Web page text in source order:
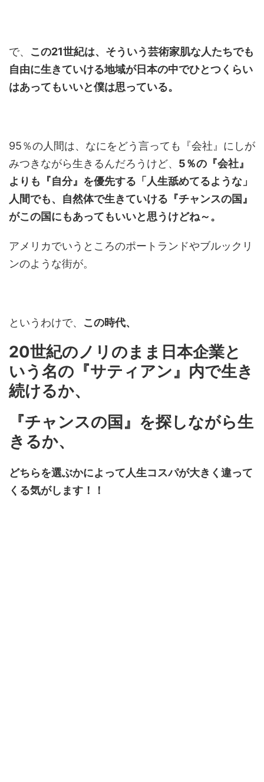
で、 この21世紀は、そういう芸術家肌な人たちでも
自由に生きていける地域が日本の中でひとつくらい
はあってもいいと僕は思っている。
95％の人間は、なにをどう言っても『会社』にしが
みつきながら生きるんだろうけど、 5％の『会社』
よりも『自分』を優先する「人生舐めてるような」
人間でも、自然体で生きていける『チャンスの国』
がこの国にもあってもいいと思うけどね～。
アメリカでいうところのポートランドやブルックリ
ンのような街が。
というわけで、 この時代、
20世紀のノリのまま日本企業と
いう名の『サティアン』内で生き
続けるか、
『チャンスの国』を探しながら生
きるか、
どちらを選ぶかによって人生コスパが大きく違って
くる気がします！！